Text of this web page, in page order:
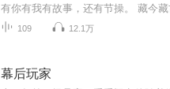
109 12.1万
幕后玩家